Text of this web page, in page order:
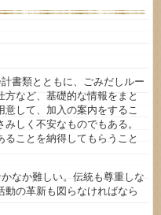
書類とともに、ごみだしルー
など、基礎的な情報をまと
して、加入の案内をするこ
しく不安なものでもある。
ことを納得してもらうこと
なか難しい。伝統も尊重しな
の革新も図らなければなら